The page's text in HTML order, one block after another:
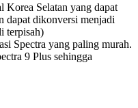
Korea Selatan yang dapat
dapat dikonversi menjadi
terpisah)
Spectra yang paling murah.
9 Plus sehingga